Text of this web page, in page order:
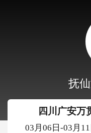
抚
四川广安万
03月06日-03月11